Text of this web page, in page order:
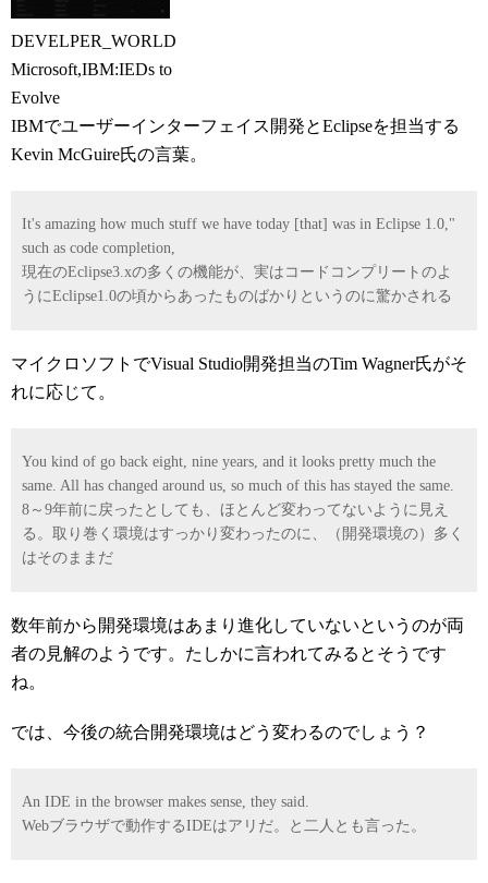
DEVELPER_WORLD
Microsoft,IBM:IEDs to
Evolve
IBMでユーザーインターフェイス開発とEclipseを担当する
Kevin McGuire氏の言葉。
It's amazing how much stuff we have today [that] was in Eclipse 1.0,"
such as code completion,
現在のEclipse3.xの多くの機能が、実はコードコンプリートのよ
うにEclipse1.0の頃からあったものばかりというのに驚かされる
マイクロソフトでVisual Studio開発担当のTim Wagner氏がそ
れに応じて。
You kind of go back eight, nine years, and it looks pretty much the
same. All has changed around us, so much of this has stayed the same.
8～9年前に戻ったとしても、ほとんど変わってないように見え
る。取り巻く環境はすっかり変わったのに、（開発環境の）多く
はそのままだ
数年前から開発環境はあまり進化していないというのが両
者の見解のようです。たしかに言われてみるとそうです
ね。
では、今後の統合開発環境はどう変わるのでしょう？
An IDE in the browser makes sense, they said.
Webブラウザで動作するIDEはアリだ。と二人とも言った。